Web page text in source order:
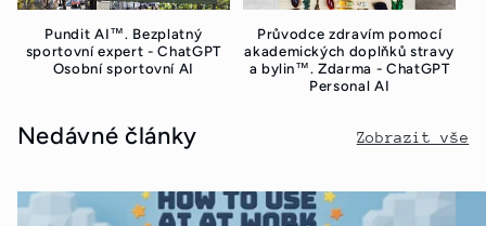
Pundit AI™. Bezplatný
sportovní expert - ChatGPT
Osobní sportovní AI
Průvodce zdravím pomocí
akademických doplňků stravy
a bylin™. Zdarma - ChatGPT
Personal AI
Nedávné články Zobrazit vše